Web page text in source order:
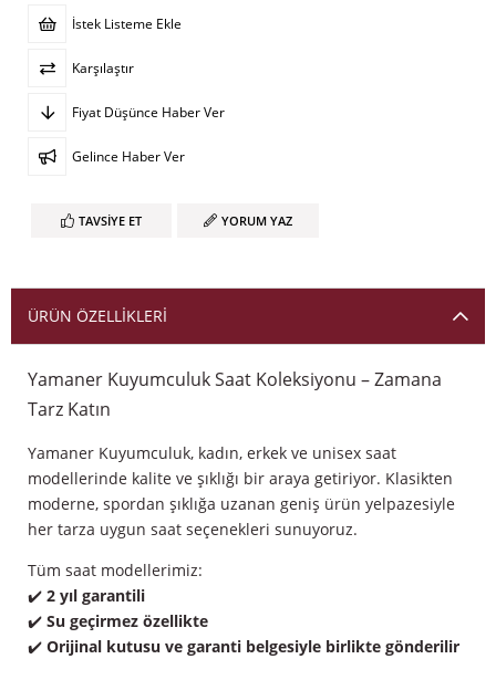
İstek Listeme Ekle
Karşılaştır
Fiyat Düşünce Haber Ver
Gelince Haber Ver
TAVSIYE ET YORUM YAZ
ÜRÜN ÖZELLIKLERI
Yamaner Kuyumculuk Saat Koleksiyonu – Zamana
Tarz Katın
Yamaner Kuyumculuk, kadın, erkek ve unisex saat
modellerinde kalite ve şıklığı bir araya getiriyor. Klasikten
moderne, spordan şıklığa uzanan geniş ürün yelpazesiyle
her tarza uygun saat seçenekleri sunuyoruz.
Tüm saat modellerimiz:
✔️ 2 yıl garantili
✔️ Su geçirmez özellikte
✔️ Orijinal kutusu ve garanti belgesiyle birlikte gönderilir